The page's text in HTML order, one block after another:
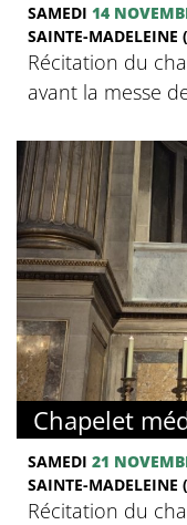
SAMEDI 14
SAINTE-MADELEINE
Récitation du
avant la messe
Chapelet
SAMEDI 21
SAINTE-MADELEINE
Récitation du